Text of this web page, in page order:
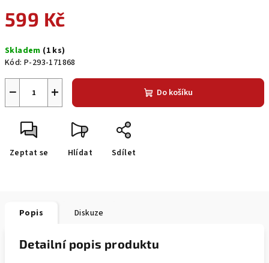
599 Kč
cena:
Skladem (1 ks)
Kód: P-293-171868
+
− Do košíku
Zeptat se Hlídat Sdílet
Popis Diskuze
Detailní popis produktu